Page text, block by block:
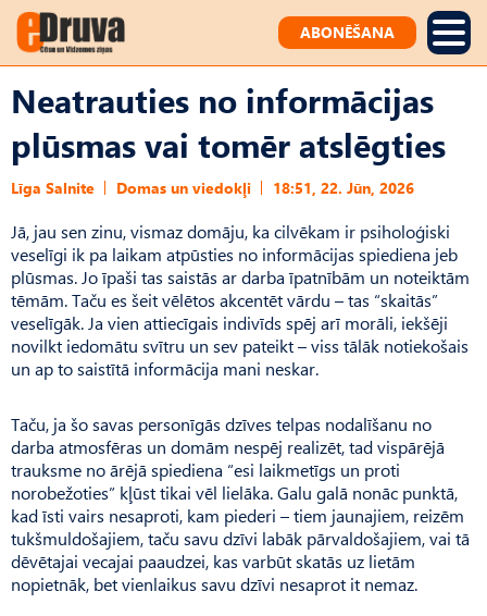
ABONĒŠANA
Neatrauties no informācijas
plūsmas vai tomēr atslēgties
Līga Salnite Domas un viedokļi 18:51, 22. Jūn, 2026
Jā, jau sen zinu, vismaz domāju, ka cilvēkam ir psiholoģiski
veselīgi ik pa laikam atpūsties no informācijas spiediena jeb
plūsmas. Jo īpaši tas sais­tās ar darba īpatnībām un noteiktām
tēmām. Taču es šeit vēlētos akcentēt vārdu – tas “skaitās”
veselīgāk. Ja vien attiecīgais indivīds spēj arī morāli, iekšēji
novilkt iedomātu svītru un sev pateikt – viss tālāk notiekošais
un ap to saistītā informācija mani neskar.
Taču, ja šo savas personīgās dzīves telpas nodalīšanu no
darba atmosfēras un domām nespēj realizēt, tad vispārējā
trauksme no ārējā spiediena “esi laikmetīgs un proti
norobežoties” kļūst tikai vēl lielāka. Galu galā nonāc punktā,
kad īsti vairs nesaproti, kam piederi – tiem jaunajiem, reizēm
tukš­muldošajiem, taču savu dzīvi labāk pārvaldošajiem, vai tā
dēvētajai vecajai paaudzei, kas varbūt skatās uz lietām
nopietnāk, bet vienlaikus savu dzīvi nesaprot it nemaz.